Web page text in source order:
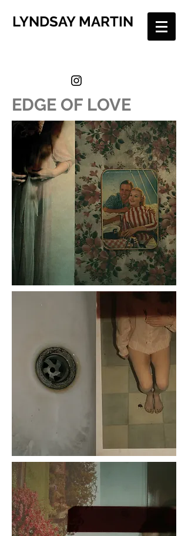
LYNDSAY MARTIN
EDGE OF LOVE